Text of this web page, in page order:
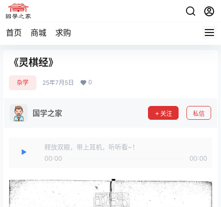
首页 商城 求购
《灵棋经》
杂学 25年7月5日 0
国学之家 关注 私信
释放双眼，带上耳机，听听看~！
00:00
00:00